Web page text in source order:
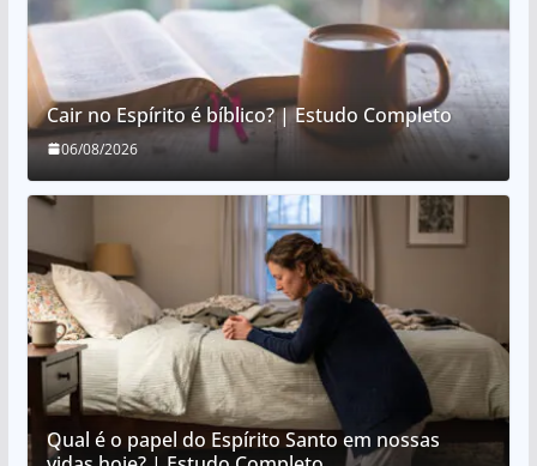
Cair no Espírito é bíblico? | Estudo Completo
06/08/2026
Qual é o papel do Espírito Santo em nossas